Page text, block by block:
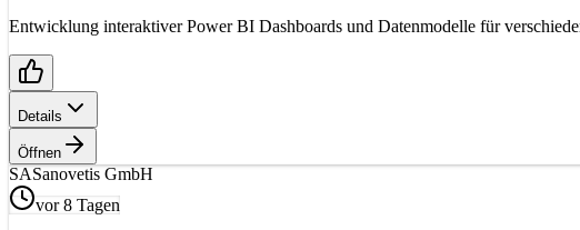
Entwicklung interaktiver Power BI Dashboards und Datenmodelle für
Details
Öffnen
SASanovetis GmbH
vor 8 Tagen